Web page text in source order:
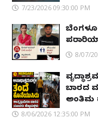
7/23/2026 09:30:00 PM
8/07/
ಬಾರದ
ಅಂತಿಮ
8/06/2026 12:35:00 PM